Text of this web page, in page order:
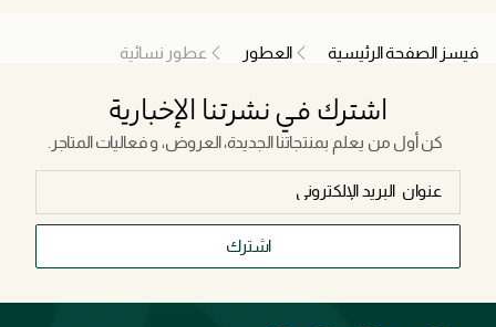
فيسز الصفحة الرئيسية العطور عطور نسائية
اشترك في نشرتنا الإخبارية
كن أول من يعلم بمنتجاتنا الجديدة، العروض، و فعاليات المتاجر.
اشترك